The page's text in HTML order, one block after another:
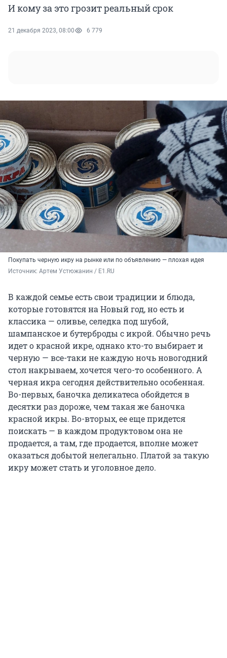
И кому за это грозит реальный срок
21 декабря 2023, 08:00 6 779
Покупать черную икру на рынке или по объявлению — плохая идея
Источник: Артем Устюжанин / E1.RU
В каждой семье есть свои традиции и блюда,
которые готовятся на Новый год, но есть и
классика — оливье, селедка под шубой,
шампанское и бутерброды с икрой. Обычно речь
идет о красной икре, однако кто-то выбирает и
черную — все-таки не каждую ночь новогодний
стол накрываем, хочется чего-то особенного. А
черная икра сегодня действительно особенная.
Во-первых, баночка деликатеса обойдется в
десятки раз дороже, чем такая же баночка
красной икры. Во-вторых, ее еще придется
поискать — в каждом продуктовом она не
продается, а там, где продается, вполне может
оказаться добытой нелегально. Платой за такую
икру может стать и уголовное дело.